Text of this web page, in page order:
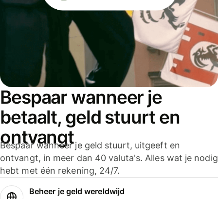
Bespaar wanneer je
betaalt, geld stuurt en
ontvangt
Bespaar wanneer je geld stuurt, uitgeeft en
ontvangt, in meer dan 40 valuta's. Alles wat je nodig
hebt met één rekening, 24/7.
Beheer je geld wereldwijd